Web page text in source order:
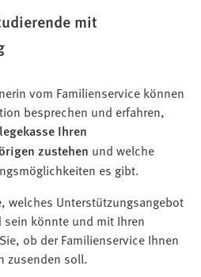
mit
vom Familienservice können
besprechen und erfahren,
Ihren
zustehen und welche
es gibt.
welches Unterstützungsangebot
könnte und mit Ihren
ob der Familienservice Ihnen
zusenden soll.